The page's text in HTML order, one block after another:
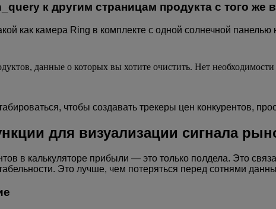
к другим страницам продукта с того же
как камера Ring в комплекте с одной солнечной панелью
данные о которых вы хотите очистить. Нет
чтобы создавать трекеры цен конкурентов,
для визуализации сигнала
в калькуляторе прибыли — это только полдела. Это
Это лучше, чем потеряться перед сотнями